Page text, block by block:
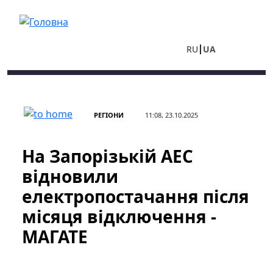
RU UA
РЕГІОНИ 11:08, 23.10.2025
На Запорізькій АЕС
відновили
електропостачання після
місяця відключення -
МАГАТЕ